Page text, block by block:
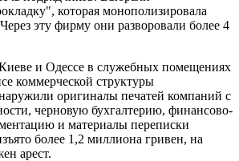
которая монополизировала
эту фирму они разворовали более 4
и Одессе в служебных помещениях
коммерческой структуры
оригиналы печатей компаний с
черновую бухгалтерию, финансово-
и материалы переписки
более 1,2 миллиона гривен, на
арест.